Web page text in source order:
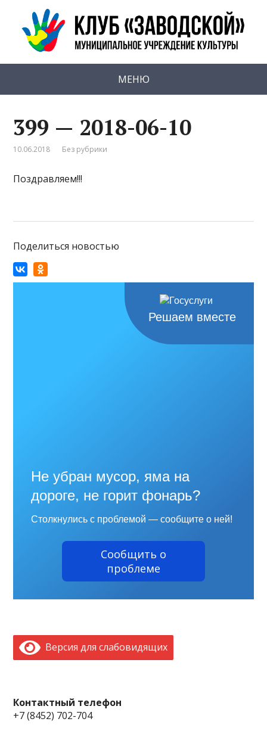
МЕНЮ
399 — 2018-06-10
10.06.2018 Без рубрики
Поздравляем!!!
Поделиться новостью
Решаем вместе
Не убран мусор, яма на
дороге, не горит фонарь?
Столкнулись с проблемой — сообщите о ней!
Сообщить о
проблеме
Версия для слабовидящих
Контактный телефон
+7 (8452) 702-704